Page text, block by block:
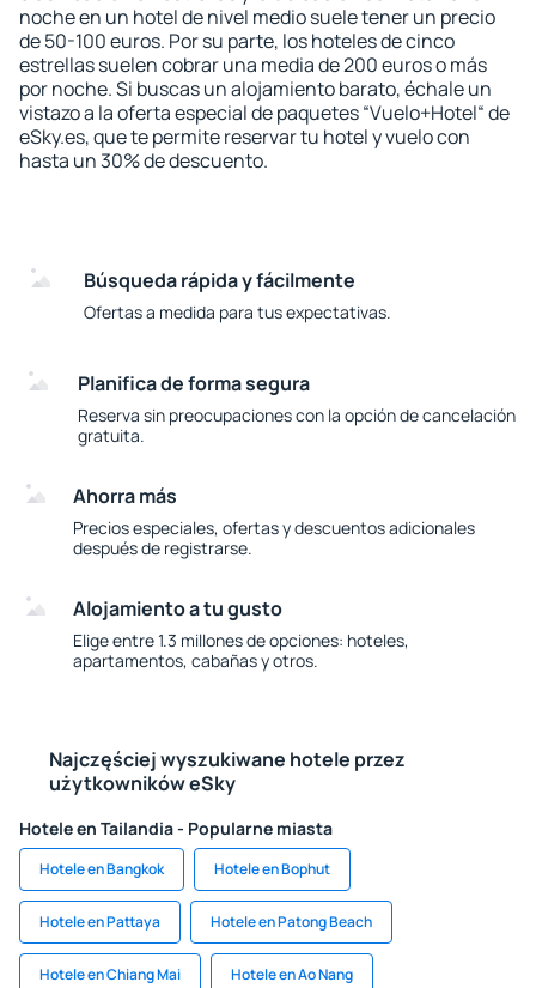
noche en un hotel de nivel medio suele tener un precio
de 50-100 euros. Por su parte, los hoteles de cinco
estrellas suelen cobrar una media de 200 euros o más
por noche. Si buscas un alojamiento barato, échale un
vistazo a la oferta especial de paquetes “Vuelo+Hotel“ de
eSky.es, que te permite reservar tu hotel y vuelo con
hasta un 30% de descuento.
Búsqueda rápida y fácilmente
Ofertas a medida para tus expectativas.
Planifica de forma segura
Reserva sin preocupaciones con la opción de cancelación
gratuita.
Ahorra más
Precios especiales, ofertas y descuentos adicionales
después de registrarse.
Alojamiento a tu gusto
Elige entre 1.3 millones de opciones: hoteles,
apartamentos, cabañas y otros.
Najczęściej wyszukiwane hotele przez
użytkowników eSky
Hotele en Tailandia - Popularne miasta
Hotele en Bangkok Hotele en Bophut
Hotele en Pattaya Hotele en Patong Beach
Hotele en Chiang Mai Hotele en Ao Nang